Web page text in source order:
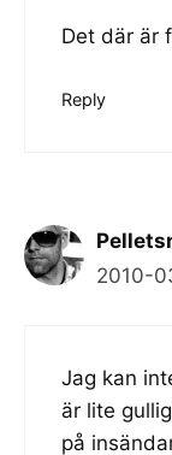
Det där är
Reply
2010-
Jag kan
är lite
på